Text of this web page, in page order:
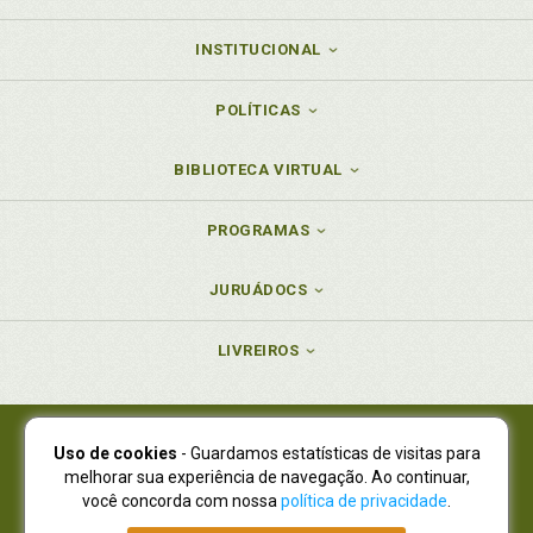
Temporário. Leis excepcionais e leis temporárias, p.
Teoria da norma jurídico-penal (I), p. 227
Teoria geral da norma jurídico-penal, p. 229
INSTITUCIONAL
POLÍTICAS
BIBLIOTECA VIRTUAL
PROGRAMAS
JURUÁDOCS
LIVREIROS
Juruá Editora Ltda., CNPJ 77.535.508/0001-19
Juruá Informática Ltda., CNPJ 01.701.561/0001-80
NOVO ENDEREÇO:R. Flávio Dallegrave, 7665, São Lourenço |
Uso de cookies - Guardamos estatísticas de visitas para
melhorar sua experiência de navegação. Ao continuar,
você concorda com nossa política de privacidade